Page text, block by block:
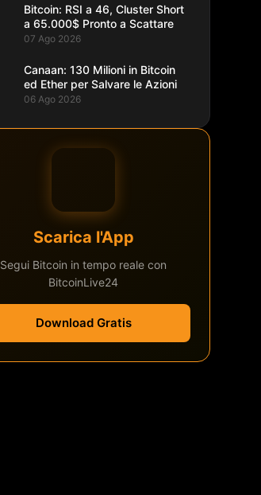
Bitcoin: RSI a 46, Cluster Short
a 65.000$ Pronto a Scattare
07 Ago 2026
Canaan: 130 Milioni in Bitcoin
ed Ether per Salvare le Azioni
06 Ago 2026
Scarica l'App
Segui Bitcoin in tempo reale con
BitcoinLive24
Download Gratis